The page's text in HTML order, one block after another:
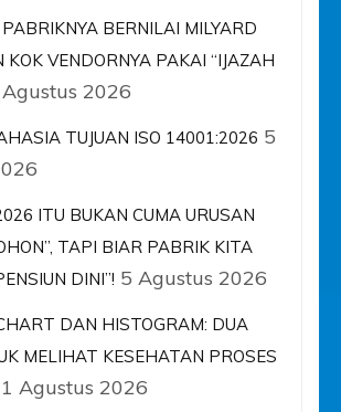
BERNILAI MILYARD
VENDORNYA PAKAI “IJAZAH
2026
TUJUAN ISO 14001:2026 5
ITU BUKAN CUMA URUSAN
TAPI BIAR PABRIK KITA
DINI”! 5 Agustus 2026
DAN HISTOGRAM: DUA
MELIHAT KESEHATAN PROSES
1 Agustus 2026